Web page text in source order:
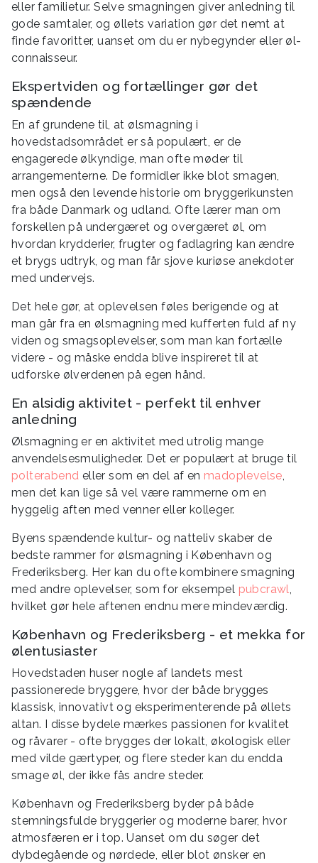
eller familietur. Selve smagningen giver anledning til
gode samtaler, og øllets variation gør det nemt at
finde favoritter, uanset om du er nybegynder eller øl-
connaisseur.
Ekspertviden og fortællinger gør det
spændende
En af grundene til, at ølsmagning i
hovedstadsområdet er så populært, er de
engagerede ølkyndige, man ofte møder til
arrangementerne. De formidler ikke blot smagen,
men også den levende historie om bryggerikunsten
fra både Danmark og udland. Ofte lærer man om
forskellen på undergæret og overgæret øl, om
hvordan krydderier, frugter og fadlagring kan ændre
et brygs udtryk, og man får sjove kuriøse anekdoter
med undervejs.
Det hele gør, at oplevelsen føles berigende og at
man går fra en ølsmagning med kufferten fuld af ny
viden og smagsoplevelser, som man kan fortælle
videre - og måske endda blive inspireret til at
udforske ølverdenen på egen hånd.
En alsidig aktivitet - perfekt til enhver
anledning
Ølsmagning er en aktivitet med utrolig mange
anvendelsesmuligheder. Det er populært at bruge til
polterabend eller som en del af en madoplevelse,
men det kan lige så vel være rammerne om en
hyggelig aften med venner eller kolleger.
Byens spændende kultur- og natteliv skaber de
bedste rammer for ølsmagning i København og
Frederiksberg. Her kan du ofte kombinere smagning
med andre oplevelser, som for eksempel pubcrawl,
hvilket gør hele aftenen endnu mere mindeværdig.
København og Frederiksberg - et mekka for
ølentusiaster
Hovedstaden huser nogle af landets mest
passionerede bryggere, hvor der både brygges
klassisk, innovativt og eksperimenterende på øllets
altan. I disse bydele mærkes passionen for kvalitet
og råvarer - ofte brygges der lokalt, økologisk eller
med vilde gærtyper, og flere steder kan du endda
smage øl, der ikke fås andre steder.
København og Frederiksberg byder på både
stemningsfulde bryggerier og moderne barer, hvor
atmosfæren er i top. Uanset om du søger det
dybdegående og nørdede, eller blot ønsker en